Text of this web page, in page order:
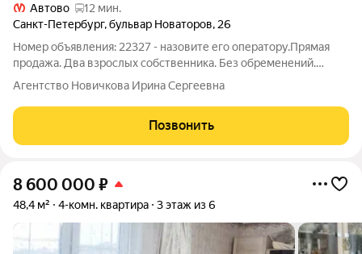
Автово
12 мин.
Санкт-Петербург,бульвар Новаторов, 26
Номер объявления: 22327 - назовите его оператору.Прямая
продажа. Два взрослых собственника. Без обременений.
Собственность более 10 лет. Никто не зарегистрирован. В
продаже 4-х комнатная квартира в паре минут пешком от
метро Ленинский проспект.
Агентство Новичкова Ирина Сергеевна
Позвонить
8 600 000 ₽
48,4 м² 4-комн. квартира 3 этаж из 6